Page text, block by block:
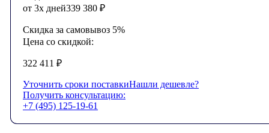
от 3х дней339 380 ₽
Скидка за самовывоз 5%
Цена со скидкой:
322 411 ₽
Уточнить сроки поставкиНашли дешевле?
Получить консультацию:
+7 (495) 125-19-61